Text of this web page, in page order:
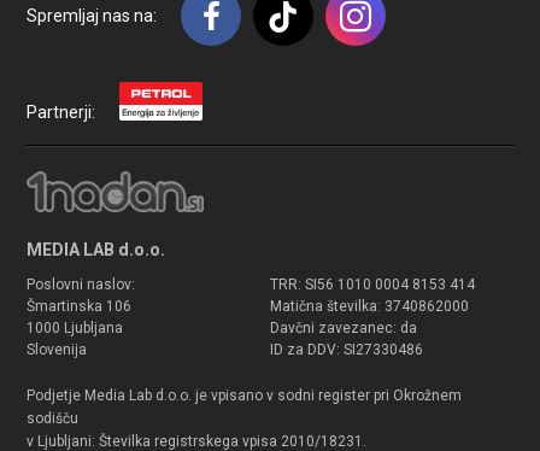
Spremljaj nas na:
Partnerji:
MEDIA LAB d.o.o.
Poslovni naslov:
Šmartinska 106
1000 Ljubljana
Slovenija
TRR: SI56 1010 0004 8153 414
Matična številka: 3740862000
Davčni zavezanec: da
ID za DDV: SI27330486
Podjetje Media Lab d.o.o. je vpisano v sodni register pri Okrožnem
sodišču
v Ljubljani: Številka registrskega vpisa 2010/18231.